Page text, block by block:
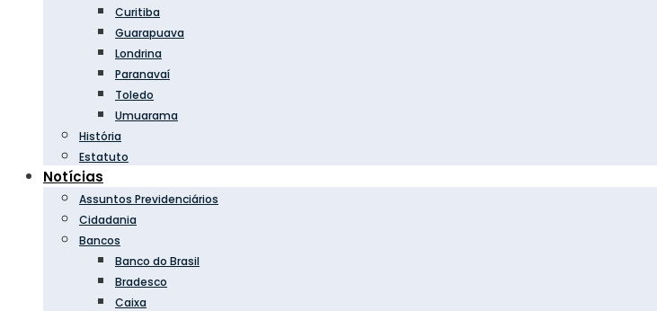
Curitiba
Guarapuava
Londrina
Paranavaí
Toledo
Umuarama
História
Estatuto
Notícias
Assuntos Previdenciários
Cidadania
Bancos
Banco do Brasil
Bradesco
Caixa